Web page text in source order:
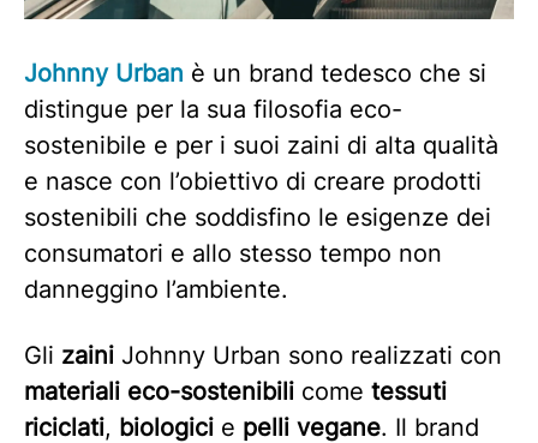
Johnny Urban è un brand tedesco che si
distingue per la sua filosofia eco-
sostenibile e per i suoi zaini di alta qualità
e nasce con l’obiettivo di creare prodotti
sostenibili che soddisfino le esigenze dei
consumatori e allo stesso tempo non
danneggino l’ambiente.
Gli zaini Johnny Urban sono realizzati con
materiali eco-sostenibili come tessuti
riciclati, biologici e pelli vegane. Il brand